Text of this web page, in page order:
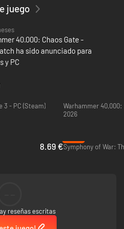
expansión Tyrian y enfréntate a siete
una cuenta con características
tácticos únicos. Tu equipo debe
EN EL MODO ESCARAMUZA
Forma tu Kill Team, prueba
desarrolla distintas estrategias
encuentros. Perfecciona tu
Escaramuza te proporciona
juego
40.000: Chaos Gate -
ha sido anunciado para
y PC
3 - PC (Steam)
Warhammer 40,000:
2026
8.69 €
reseñas escritas